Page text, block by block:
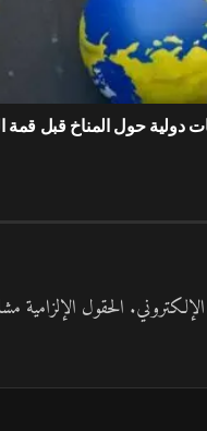
دولية حول المناخ قبل قمة
الحقول الإلزامية